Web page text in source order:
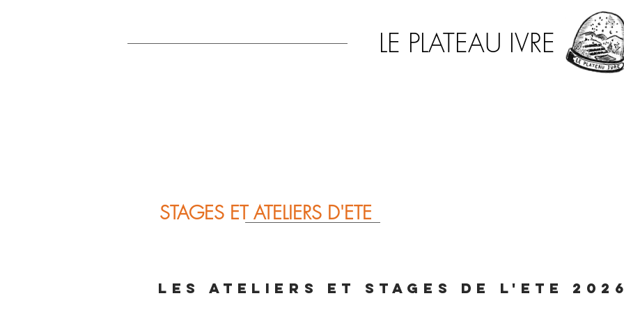
LE PLATEAU IVRE
STAGES ET ATELIERS D'ETE
LES ATELIERS ET STAGES DE L'ETE 2026